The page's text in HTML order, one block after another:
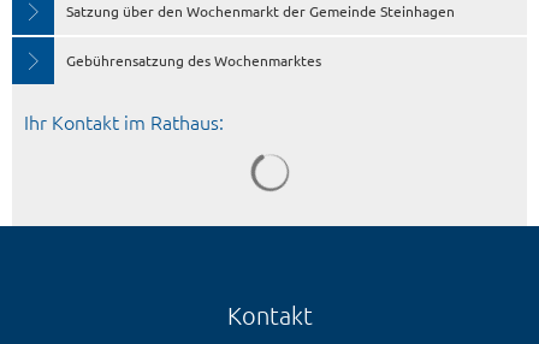
Satzung über den Wochenmarkt der Gemeinde Steinhagen
Gebührensatzung des Wochenmarktes
Ihr Kontakt im Rathaus:
Kontakt